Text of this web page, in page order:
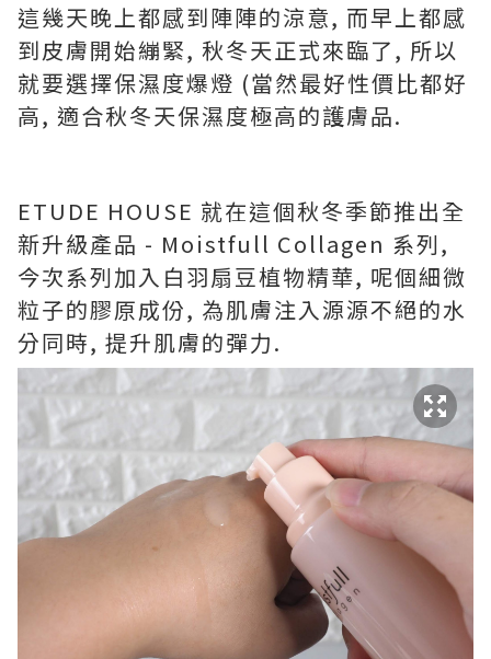
這幾天晚上都感到陣陣的涼意, 而早上都感
到皮膚開始繃緊, 秋冬天正式來臨了, 所以
就要選擇保濕度爆燈 (當然最好性價比都好
高, 適合秋冬天保濕度極高的護膚品.
ETUDE HOUSE 就在這個秋冬季節推出全
新升級產品 - Moistfull Collagen 系列,
今次系列加入白羽扇豆植物精華, 呢個細微
粒子的膠原成份, 為肌膚注入源源不絕的水
分同時, 提升肌膚的彈力.